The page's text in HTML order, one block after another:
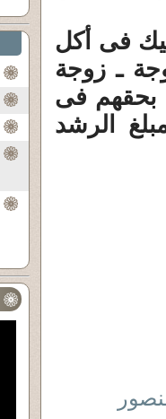
فى أكل
ـ زوجة
بحقهم فى
الرشد